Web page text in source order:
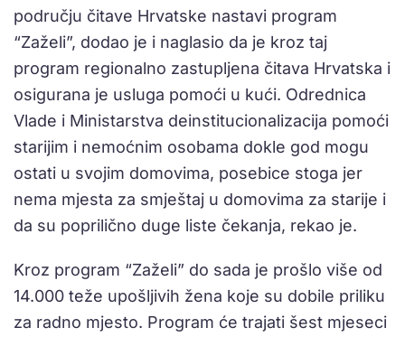
području čitave Hrvatske nastavi program
“Zaželi”, dodao je i naglasio da je kroz taj
program regionalno zastupljena čitava Hrvatska i
osigurana je usluga pomoći u kući. Odrednica
Vlade i Ministarstva deinstitucionalizacija pomoći
starijim i nemoćnim osobama dokle god mogu
ostati u svojim domovima, posebice stoga jer
nema mjesta za smještaj u domovima za starije i
da su poprilično duge liste čekanja, rekao je.
Kroz program “Zaželi” do sada je prošlo više od
14.000 teže upošljivih žena koje su dobile priliku
za radno mjesto. Program će trajati šest mjeseci